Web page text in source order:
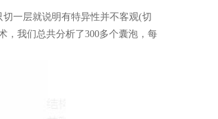
一层就说明有特异性并不客观(切
，我们总共分析了300多个囊泡，每